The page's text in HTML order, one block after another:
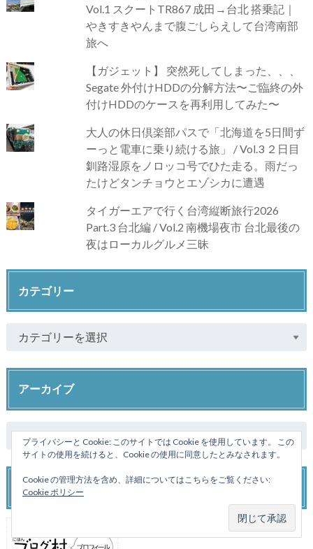
Vol.1 スクートTR867 成田→台北 搭乗記｜
やきすきやんまで腹ごしらえして台湾南部
旅へ
【ガジェット】 突然死してしまった、、、
Segate 外付けHDDの分解方法〜ご臨終の外
付けHDDのケースを再利用してみた〜
大人の休日倶楽部パスで「北海道を5日間ず
ーっと電車に乗り続ける旅」 / Vol.3 ２日目
釧路湿原をノロッコ号でひた走る。雨だっ
たけどタンチョウとエゾシカに遭遇
タイガーエアで行く台湾縦断旅行2026
Part.3 台北編 / Vol.2 南機場夜市 台北最後の
夜はローカルグルメ三昧
カテゴリー
アーカイブ
日本ブログ村
プライバシーと Cookie: このサイトでは Cookie を使用しています。 この
サイトの使用を続けると、Cookie の使用に同意したとみなされます。
Cookie の管理方法を含め、詳細についてはこちらをご覧ください:
Cookie ポリシー